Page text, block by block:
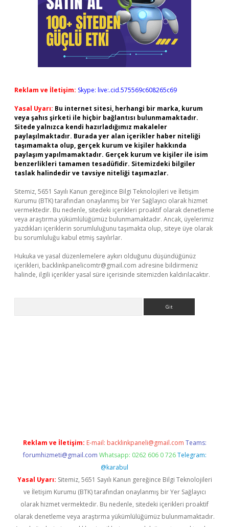
Reklam ve İletişim: Skype: live:.cid.575569c608265c69
Yasal Uyarı: Bu internet sitesi, herhangi bir marka, kurum
veya şahıs şirketi ile hiçbir bağlantısı bulunmamaktadır.
Sitede yalnızca kendi hazırladığımız makaleler
paylaşılmaktadır. Burada yer alan içerikler haber niteliği
taşımamakta olup, gerçek kurum ve kişiler hakkında
paylaşım yapılmamaktadır. Gerçek kurum ve kişiler ile isim
benzerlikleri tamamen tesadüfidir. Sitemizdeki bilgiler
taslak halindedir ve tavsiye niteliği taşımazlar.
Sitemiz, 5651 Sayılı Kanun gereğince Bilgi Teknolojileri ve İletişim
Kurumu (BTK) tarafından onaylanmış bir Yer Sağlayıcı olarak hizmet
vermektedir. Bu nedenle, sitedeki içerikleri proaktif olarak denetleme
veya araştırma yükümlülüğümüz bulunmamaktadır. Ancak, üyelerimiz
yazdıkları içeriklerin sorumluluğunu taşımakta olup, siteye üye olarak
bu sorumluluğu kabul etmiş sayılırlar.
Hukuka ve yasal düzenlemelere aykırı olduğunu düşündüğünüz
içerikleri, backlinkpanelicomtr@gmail.com adresine bildirmeniz
halinde, ilgili içerikler yasal süre içerisinde sitemizden kaldırılacaktır.
Reklam ve İletişim: E-mail: backlinkpaneli@gmail.com Teams:
forumhizmeti@gmail.com Whatsapp: 0262 606 0 726 Telegram:
@karabul
Yasal Uyarı: Sitemiz, 5651 Sayılı Kanun gereğince Bilgi Teknolojileri
ve İletişim Kurumu (BTK) tarafından onaylanmış bir Yer Sağlayıcı
olarak hizmet vermektedir. Bu nedenle, sitedeki içerikleri proaktif
olarak denetleme veya araştırma yükümlülüğümüz bulunmamaktadır.